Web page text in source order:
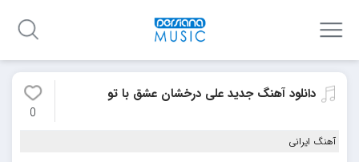
دانلود آهنگ جدید علی درخشان عشق با تو
0
آهنگ ایرانی